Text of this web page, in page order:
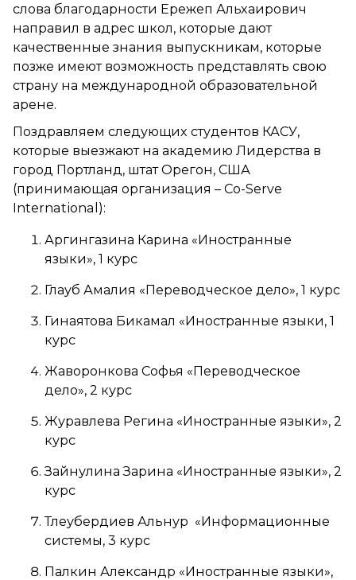
слова благодарности Ережеп Альхаирович
направил в адрес школ, которые дают
качественные знания выпускникам, которые
позже имеют возможность представлять свою
страну на международной образовательной
арене.
Поздравляем следующих студентов КАСУ,
которые выезжают на академию Лидерства в
город Портланд, штат Орегон, США
(принимающая организация – Co-Serve
International):
Аргингазина Карина «Иностранные
языки», 1 курс
Глауб Амалия «Переводческое дело», 1 курс
Гинаятова Бикамал «Иностранные языки, 1
курс
Жаворонкова Софья «Переводческое
дело», 2 курс
Журавлева Регина «Иностранные языки», 2
курс
Зайнулина Зарина «Иностранные языки», 2
курс
Тлеубердиев Альнур «Информационные
системы, 3 курс
Палкин Александр «Иностранные языки»,